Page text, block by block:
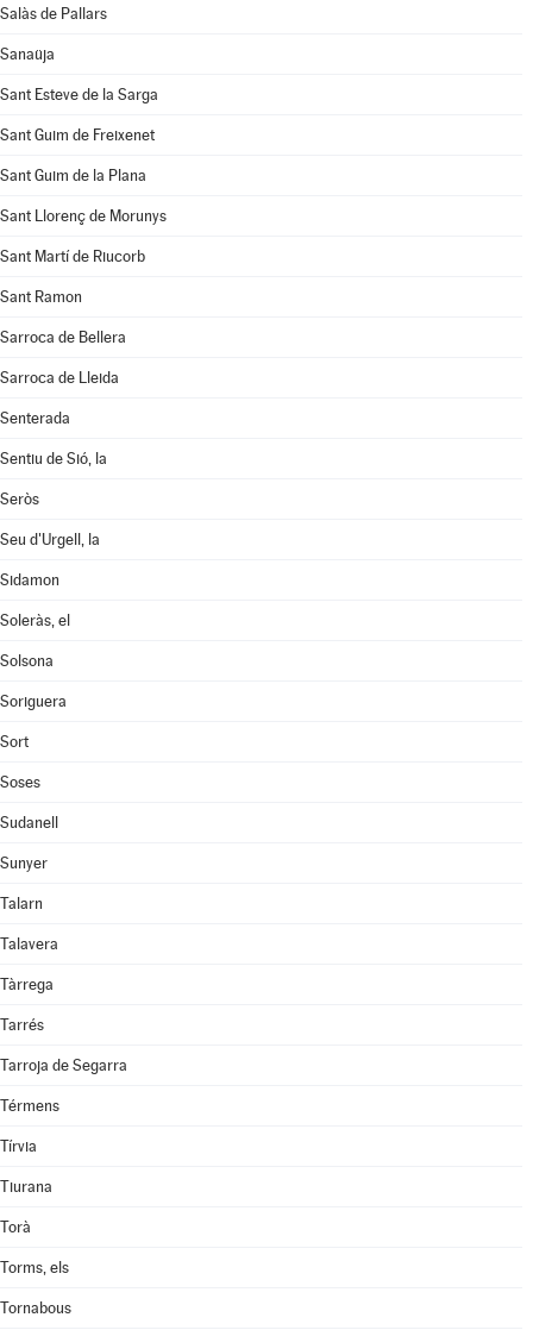
Salàs de Pallars
Sanaüja
Sant Esteve de la Sarga
Sant Guim de Freixenet
Sant Guim de la Plana
Sant Llorenç de Morunys
Sant Martí de Riucorb
Sant Ramon
Sarroca de Bellera
Sarroca de Lleida
Senterada
Sentiu de Sió, la
Seròs
Seu d'Urgell, la
Sidamon
Soleràs, el
Solsona
Soriguera
Sort
Soses
Sudanell
Sunyer
Talarn
Talavera
Tàrrega
Tarrés
Tarroja de Segarra
Térmens
Tírvia
Tiurana
Torà
Torms, els
Tornabous